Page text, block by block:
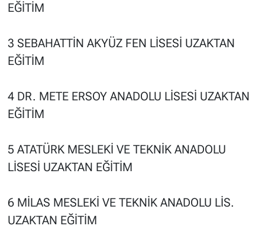
EĞİTİM
3 SEBAHATTİN AKYÜZ FEN LİSESİ UZAKTAN
EĞİTİM
4 DR. METE ERSOY ANADOLU LİSESİ UZAKTAN
EĞİTİM
5 ATATÜRK MESLEKİ VE TEKNİK ANADOLU
LİSESİ UZAKTAN EĞİTİM
6 MİLAS MESLEKİ VE TEKNİK ANADOLU LİS.
UZAKTAN EĞİTİM